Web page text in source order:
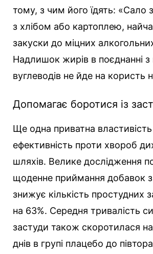
тому, з чим його їдять: «Сало
з хлібом або картоплею,
закуски до міцних
Надлишок жирів в поєднанні
вуглеводів не йде на користь
Допомагає боротися із
Ще одна приватна властивість
ефективність проти хвороб
шляхів. Велике дослідження
щоденне приймання добавок
знижує кількість простудних
на 63%. Середня тривалість
застуди також скоротилася на
днів в групі плацебо до